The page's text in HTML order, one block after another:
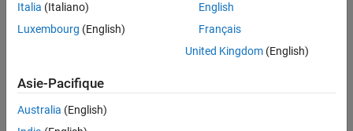
Italia (Italiano)
Luxembourg (English)
English
Français
United Kingdom(English)
Asie-Pacifique
Australia (English)